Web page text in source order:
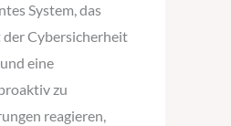
System, das
Cybersicherheit
eine
zu
reagieren,